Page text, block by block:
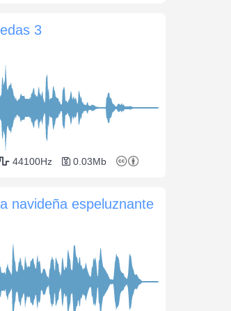
3
44100Hz 0.03Mb
navideña espeluznante